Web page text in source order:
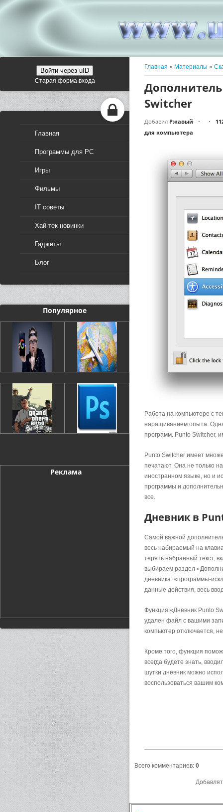
Войти через uID
Старая форма входа
Главная
Программы для PC
Игры
Фильмы
IT советы
Хай-тек новинки
Гаджеты
Блог
Популярное
Реклама
Главная » Материалы »
Switcher
Добавил Ржавый • •
для компьютера
Работа на компьютере с
наращиванием опыта.
программ. Punto Switcher,
Punto Switcher имеет
печатают. Она не только
иностранном языке, но и
программы и
все.
Дневник в
Самой важной
весь набираемый на
терять набранный текст,
выбираем раздел
дневника: «программы-
данные действия, весь
Функция «Дневник Punto
удален файл с вашими
компьютер отключается,
Кроме того, функция
всегда будете знать,
шутки дневник можно
воспользоваться вашим
Всего комментариев: 0